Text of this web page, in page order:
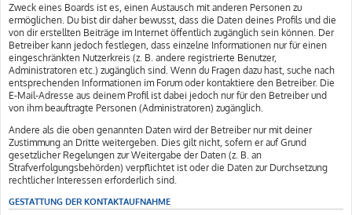
Zweck eines Boards ist es, einen Austausch mit anderen Personen zu
ermöglichen. Du bist dir daher bewusst, dass die Daten deines Profils und die
von dir erstellten Beiträge im Internet öffentlich zugänglich sein können. Der
Betreiber kann jedoch festlegen, dass einzelne Informationen nur für einen
eingeschränkten Nutzerkreis (z. B. andere registrierte Benutzer,
Administratoren etc.) zugänglich sind. Wenn du Fragen dazu hast, suche nach
entsprechenden Informationen im Forum oder kontaktiere den Betreiber. Die
E-Mail-Adresse aus deinem Profil ist dabei jedoch nur für den Betreiber und
von ihm beauftragte Personen (Administratoren) zugänglich.
Andere als die oben genannten Daten wird der Betreiber nur mit deiner
Zustimmung an Dritte weitergeben. Dies gilt nicht, sofern er auf Grund
gesetzlicher Regelungen zur Weitergabe der Daten (z. B. an
Strafverfolgungsbehörden) verpflichtet ist oder die Daten zur Durchsetzung
rechtlicher Interessen erforderlich sind.
GESTATTUNG DER KONTAKTAUFNAHME